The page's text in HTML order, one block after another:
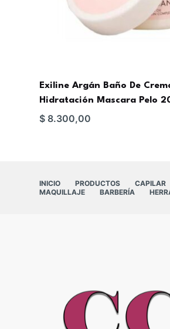
Exiline Argán Baño De
Hidratación Mascara Pelo
$ 8.300,00
INICIO PRODUCTOS CAPILAR
MAQUILLAJE
BARBERÍA